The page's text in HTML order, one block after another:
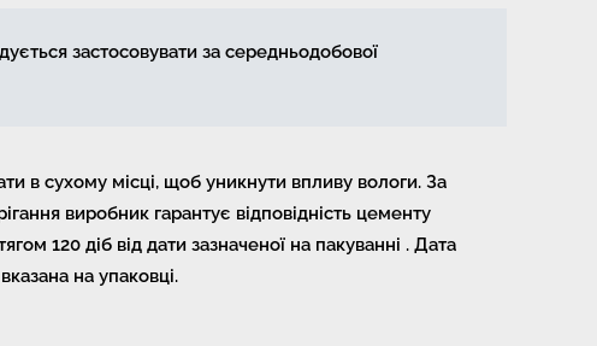
застосовувати за середньодобової
в сухому місці, щоб уникнути впливу вологи. За
виробник гарантує відповідність цементу
120 діб від дати зазначеної на пакуванні . Дата
на упаковці.